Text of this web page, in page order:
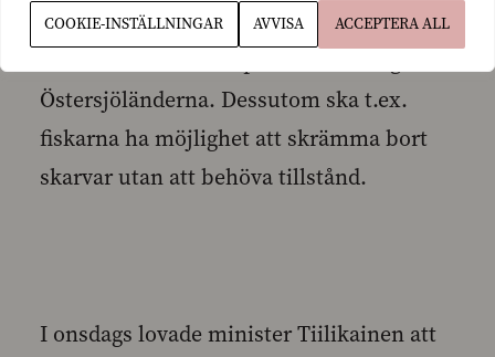
COOKIE-INSTÄLLNINGAR AVVISA ACCEPTERA ALL
flexibla och att bevisbördan görs lättare.
Östersjöländerna. Dessutom ska t.ex.
fiskarna ha möjlighet att skrämma bort
skarvar utan att behöva tillstånd.
I onsdags lovade minister Tiilikainen att